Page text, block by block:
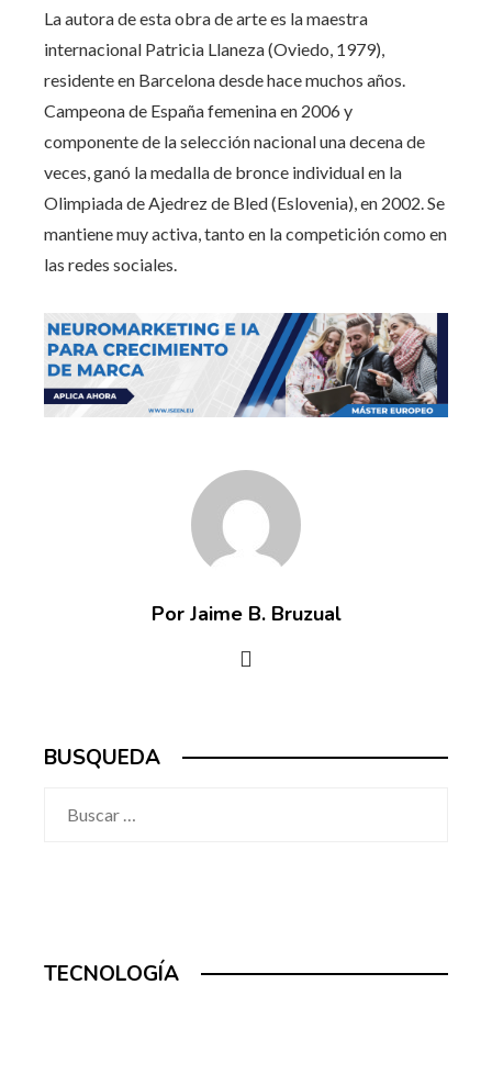
La autora de esta obra de arte es la maestra
internacional Patricia Llaneza (Oviedo, 1979),
residente en Barcelona desde hace muchos años.
Campeona de España femenina en 2006 y
componente de la selección nacional una decena de
veces, ganó la medalla de bronce individual en la
Olimpiada de Ajedrez de Bled (Eslovenia), en 2002. Se
mantiene muy activa, tanto en la competición como en
las redes sociales.
Por Jaime B. Bruzual
BUSQUEDA
TECNOLOGÍA